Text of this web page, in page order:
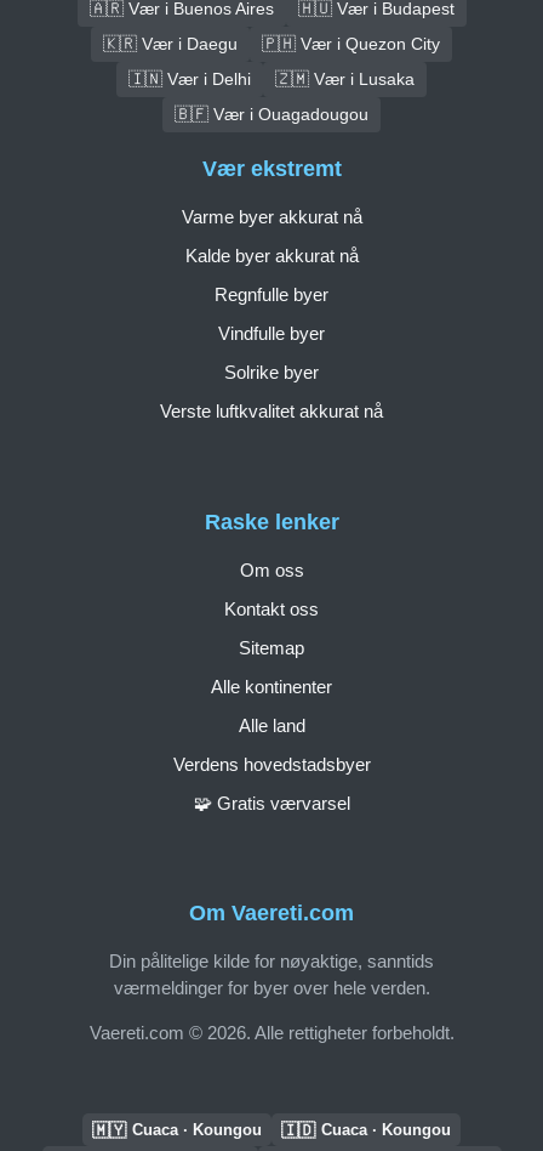
🇦🇷 Vær i Buenos Aires
🇭🇺 Vær i Budapest
🇰🇷 Vær i Daegu
🇵🇭 Vær i Quezon City
🇮🇳 Vær i Delhi
🇿🇲 Vær i Lusaka
🇧🇫 Vær i Ouagadougou
Om Vaereti.com
Din pålitelige kilde for nøyaktige, sanntids
værmeldinger for byer over hele verden.
Vaereti.com © 2026. Alle rettigheter forbeholdt.
Raske lenker
Om oss
Kontakt oss
Sitemap
Alle kontinenter
Alle land
Verdens hovedstadsbyer
🧩 Gratis værvarsel
Vær ekstremt
Varme byer akkurat nå
Kalde byer akkurat nå
Regnfulle byer
Vindfulle byer
Solrike byer
Verste luftkvalitet akkurat nå
🇲🇾 Cuaca · Koungou 🇮🇩 Cuaca · Koungou